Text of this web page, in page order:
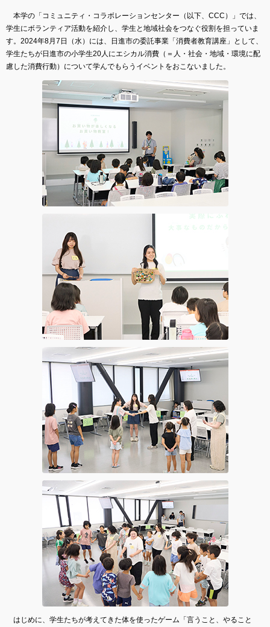
本学の「コミュニティ・コラボレーションセンター（以下、CCC）」では、
学生にボランティア活動を紹介し、学生と地域社会をつなぐ役割を担っていま
す。2024年8月7日（水）には、日進市の委託事業「消費者教育講座」として、
学生たちが日進市の小学生20人にエシカル消費（＝人・社会・地域・環境に配
慮した消費行動）について学んでもらうイベントをおこないました。
はじめに、学生たちが考えてきた体を使ったゲーム「言うこと、やること